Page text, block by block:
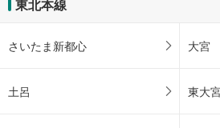
東北本線
さいたま新都心 大宮
土呂 東大